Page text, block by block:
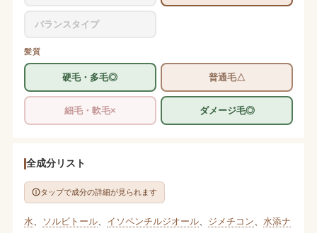
バランスタイプ
髪質
硬毛・多毛◎ 普通毛△
細毛・軟毛× ダメージ毛◎
全成分リスト
タップで成分の詳細が見られます
水 ソルビトール、 イソペンチルジオール、 ジメチコン
水添ナ